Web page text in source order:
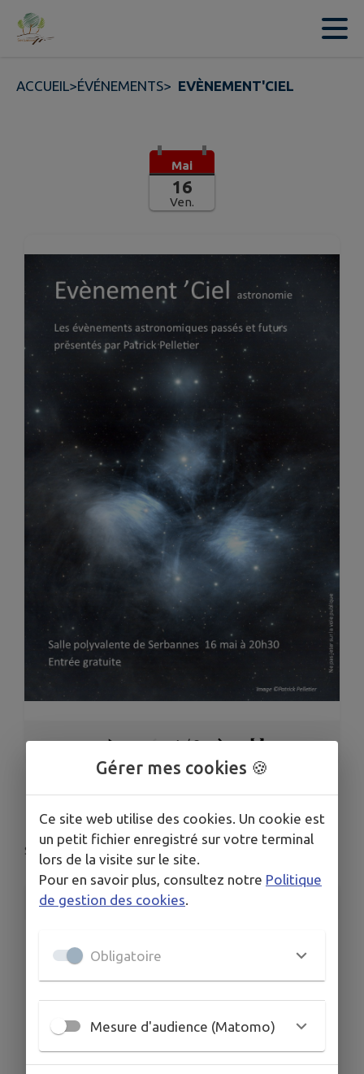
Contenu
ACCUEIL>ÉVÉNEMENTS> EVÈNEMENT'CIEL
Mai
16
Ven.
1/2
Evènement'Ciel
Serbannes
INFORMATIONS PRATIQUES
Evènement'Ciel
DATE
Le ven. 16 mai
HORAIRES
TARIFS
Gérer mes cookies 🍪
Ce site web utilise des cookies. Un cookie est
un petit fichier enregistré sur votre terminal
lors de la visite sur le site.
Pour en savoir plus, consultez notre Politique
de gestion des cookies.
Obligatoire
Mesure d'audience (Matomo)